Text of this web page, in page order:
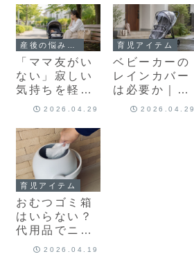
い替え判断の
見極め方
産後の悩み・不安
「ママ友がい
ない」寂しい
気持ちを軽く
して孤独を減
2026.04.29
育児アイテム
ベビーカーの
レインカバー
は必要か｜買
うべきか迷っ
2026.04.29
育児アイテム
おむつゴミ箱
はいらない？
代用品でニオ
イを防ぐ工夫
2026.04.19